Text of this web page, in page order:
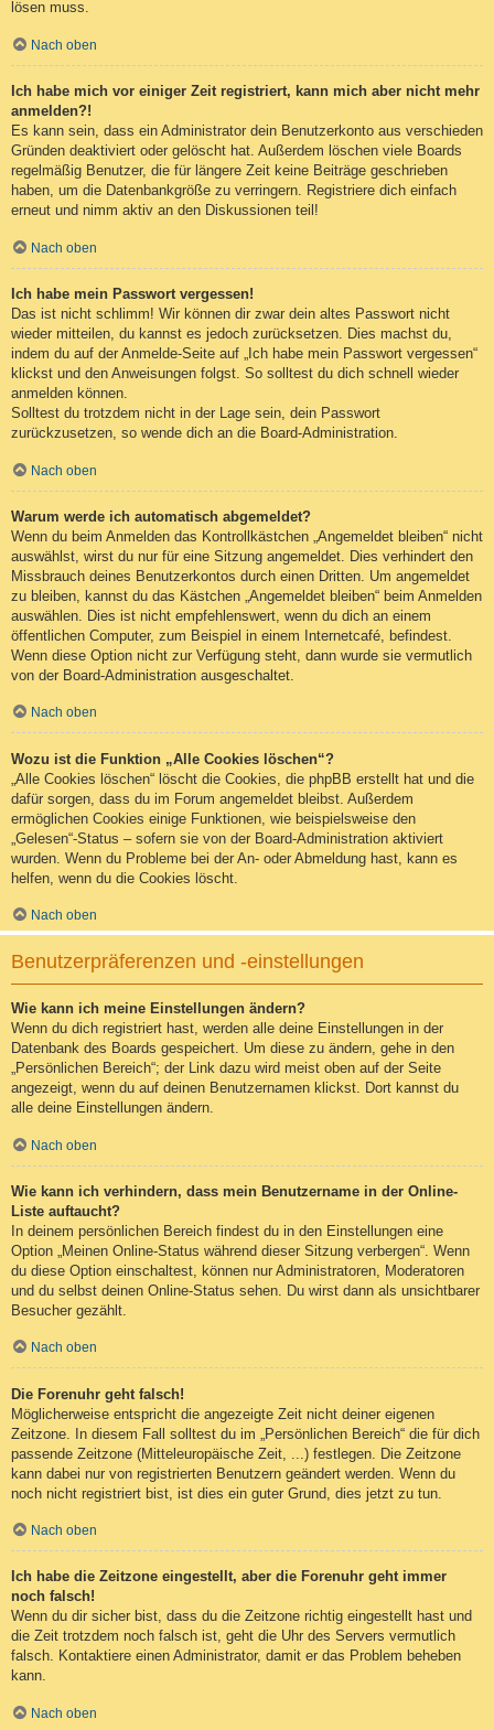
lösen muss.
Nach oben
Ich habe mich vor einiger Zeit registriert, kann mich aber nicht mehr
anmelden?!
Es kann sein, dass ein Administrator dein Benutzerkonto aus verschieden
Gründen deaktiviert oder gelöscht hat. Außerdem löschen viele Boards
regelmäßig Benutzer, die für längere Zeit keine Beiträge geschrieben
haben, um die Datenbankgröße zu verringern. Registriere dich einfach
erneut und nimm aktiv an den Diskussionen teil!
Nach oben
Ich habe mein Passwort vergessen!
Das ist nicht schlimm! Wir können dir zwar dein altes Passwort nicht
wieder mitteilen, du kannst es jedoch zurücksetzen. Dies machst du,
indem du auf der Anmelde-Seite auf „Ich habe mein Passwort vergessen“
klickst und den Anweisungen folgst. So solltest du dich schnell wieder
anmelden können.
Solltest du trotzdem nicht in der Lage sein, dein Passwort
zurückzusetzen, so wende dich an die Board-Administration.
Nach oben
Warum werde ich automatisch abgemeldet?
Wenn du beim Anmelden das Kontrollkästchen „Angemeldet bleiben“ nicht
auswählst, wirst du nur für eine Sitzung angemeldet. Dies verhindert den
Missbrauch deines Benutzerkontos durch einen Dritten. Um angemeldet
zu bleiben, kannst du das Kästchen „Angemeldet bleiben“ beim Anmelden
auswählen. Dies ist nicht empfehlenswert, wenn du dich an einem
öffentlichen Computer, zum Beispiel in einem Internetcafé, befindest.
Wenn diese Option nicht zur Verfügung steht, dann wurde sie vermutlich
von der Board-Administration ausgeschaltet.
Nach oben
Wozu ist die Funktion „Alle Cookies löschen“?
„Alle Cookies löschen“ löscht die Cookies, die phpBB erstellt hat und die
dafür sorgen, dass du im Forum angemeldet bleibst. Außerdem
ermöglichen Cookies einige Funktionen, wie beispielsweise den
„Gelesen“-Status – sofern sie von der Board-Administration aktiviert
wurden. Wenn du Probleme bei der An- oder Abmeldung hast, kann es
helfen, wenn du die Cookies löscht.
Nach oben
Benutzerpräferenzen und -einstellungen
Wie kann ich meine Einstellungen ändern?
Wenn du dich registriert hast, werden alle deine Einstellungen in der
Datenbank des Boards gespeichert. Um diese zu ändern, gehe in den
„Persönlichen Bereich“; der Link dazu wird meist oben auf der Seite
angezeigt, wenn du auf deinen Benutzernamen klickst. Dort kannst du
alle deine Einstellungen ändern.
Nach oben
Wie kann ich verhindern, dass mein Benutzername in der Online-
Liste auftaucht?
In deinem persönlichen Bereich findest du in den Einstellungen eine
Option „Meinen Online-Status während dieser Sitzung verbergen“. Wenn
du diese Option einschaltest, können nur Administratoren, Moderatoren
und du selbst deinen Online-Status sehen. Du wirst dann als unsichtbarer
Besucher gezählt.
Nach oben
Die Forenuhr geht falsch!
Möglicherweise entspricht die angezeigte Zeit nicht deiner eigenen
Zeitzone. In diesem Fall solltest du im „Persönlichen Bereich“ die für dich
passende Zeitzone (Mitteleuropäische Zeit, ...) festlegen. Die Zeitzone
kann dabei nur von registrierten Benutzern geändert werden. Wenn du
noch nicht registriert bist, ist dies ein guter Grund, dies jetzt zu tun.
Nach oben
Ich habe die Zeitzone eingestellt, aber die Forenuhr geht immer
noch falsch!
Wenn du dir sicher bist, dass du die Zeitzone richtig eingestellt hast und
die Zeit trotzdem noch falsch ist, geht die Uhr des Servers vermutlich
falsch. Kontaktiere einen Administrator, damit er das Problem beheben
kann.
Nach oben